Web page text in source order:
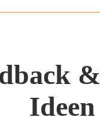
&
Ideen